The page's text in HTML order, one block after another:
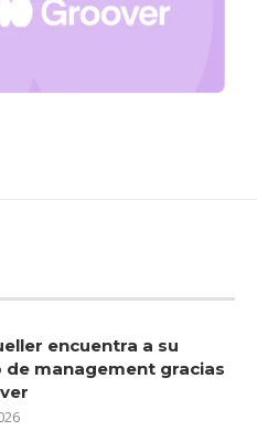
encuentra a su
de management gracias